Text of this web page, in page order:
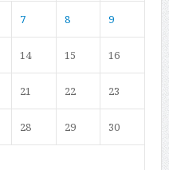
7 8 9
14 15 16
21 22 23
28 29 30